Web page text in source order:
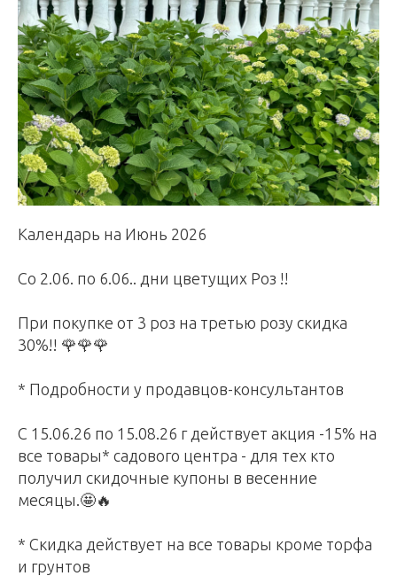
Календарь на Июнь 2026
Со 2.06. по 6.06.. дни цветущих Роз !!
При покупке от 3 роз на третью розу скидка
30%!! 🌹🌹🌹
* Подробности у продавцов-консультантов
С 15.06.26 по 15.08.26 г действует акция -15% на
все товары* садового центра - для тех кто
получил скидочные купоны в весенние
месяцы.🤩🔥
* Скидка действует на все товары кроме торфа
и грунтов